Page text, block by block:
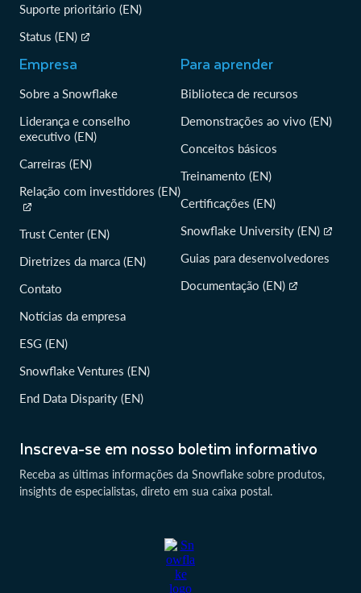
Inscreva-se em nosso boletim informativo
Receba as últimas informações da Snowflake sobre produtos,
insights de especialistas, direto em sua caixa postal.
Suporte prioritário (EN)
Status (EN)
Empresa
Sobre a Snowflake
Liderança e conselho
executivo (EN)
Carreiras (EN)
Relação com investidores (EN)
Trust Center (EN)
Diretrizes da marca (EN)
Contato
Notícias da empresa
ESG (EN)
Snowflake Ventures (EN)
End Data Disparity (EN)
Para aprender
Biblioteca de recursos
Demonstrações ao vivo (EN)
Conceitos básicos
Treinamento (EN)
Certificações (EN)
Snowflake University (EN)
Guias para desenvolvedores
Documentação (EN)